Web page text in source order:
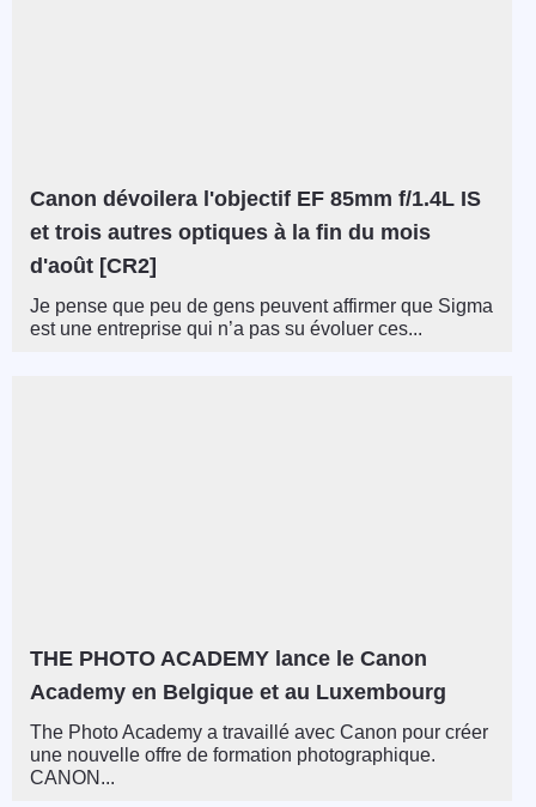
Canon dévoilera l'objectif EF 85mm f/1.4L IS
et trois autres optiques à la fin du mois
d'août [CR2]
Je pense que peu de gens peuvent affirmer que Sigma
est une entreprise qui n’a pas su évoluer ces...
THE PHOTO ACADEMY lance le Canon
Academy en Belgique et au Luxembourg
The Photo Academy a travaillé avec Canon pour créer
une nouvelle offre de formation photographique.
CANON...